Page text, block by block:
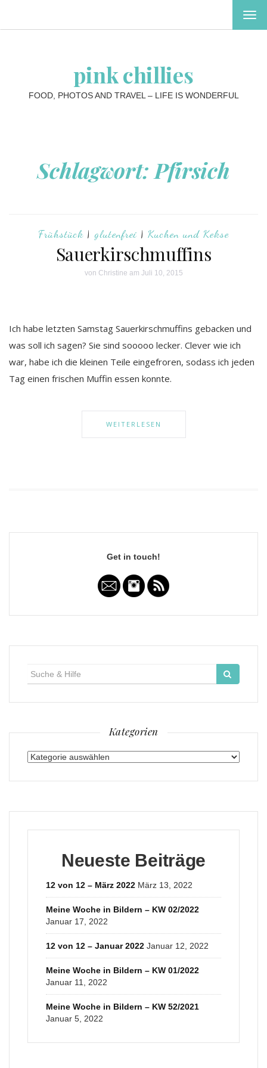
pink chillies
FOOD, PHOTOS AND TRAVEL – LIFE IS WONDERFUL
Schlagwort: Pfirsich
Frühstück | glutenfrei | Kuchen und Kekse
Sauerkirschmuffins
von Christine am Juli 10, 2015
Ich habe letzten Samstag Sauerkirschmuffins gebacken und
was soll ich sagen? Sie sind sooooo lecker. Clever wie ich
war, habe ich die kleinen Teile eingefroren, sodass ich jeden
Tag einen frischen Muffin essen konnte.
WEITERLESEN
Get in touch!
Kategorien
Kategorien
Neueste Beiträge
12 von 12 – März 2022 März 13, 2022
Meine Woche in Bildern – KW 02/2022
Januar 17, 2022
12 von 12 – Januar 2022 Januar 12, 2022
Meine Woche in Bildern – KW 01/2022
Januar 11, 2022
Meine Woche in Bildern – KW 52/2021
Januar 5, 2022